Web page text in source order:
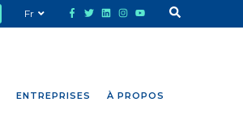
ENTREPRISES À PROPOS
Fr